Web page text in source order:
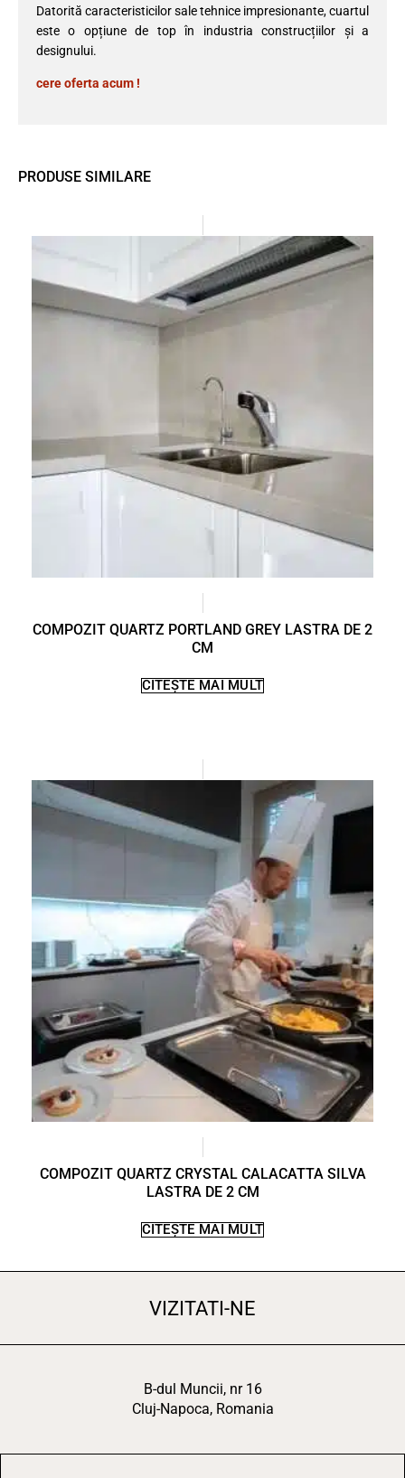
PRODUSE SIMILARE
COMPOZIT QUARTZ PORTLAND GREY LASTRA DE 2
CM
CITEȘTE MAI MULT
COMPOZIT QUARTZ CRYSTAL CALACATTA SILVA
LASTRA DE 2 CM
CITEȘTE MAI MULT
Datorită caracteristicilor sale tehnice impresionante, cuartul
este o opțiune de top în industria construcțiilor și a
designului.
cere oferta acum !
VIZITATI-NE
B-dul Muncii, nr 16
Cluj-Napoca, Romania